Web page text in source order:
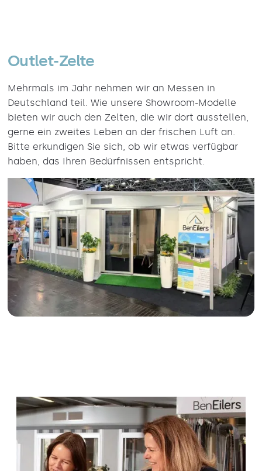
Outlet-Zelte
Mehrmals im Jahr nehmen wir an Messen in
Deutschland teil. Wie unsere Showroom-Modelle
bieten wir auch den Zelten, die wir dort ausstellen,
gerne ein zweites Leben an der frischen Luft an.
Bitte erkundigen Sie sich, ob wir etwas verfügbar
haben, das Ihren Bedürfnissen entspricht.